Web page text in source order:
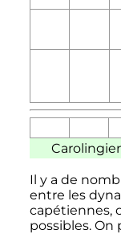
Il y a de
entre les
capétiennes,
possibles.